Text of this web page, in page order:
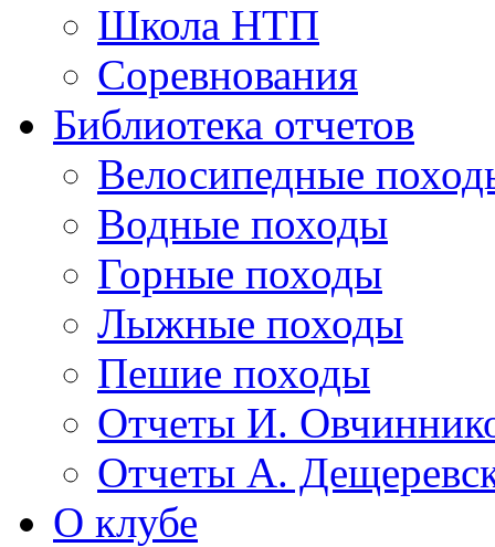
Школа НТП
Соревнования
Библиотека отчетов
Велосипедные
Водные походы
Горные походы
Лыжные походы
Пешие походы
Отчеты И.
Отчеты А.
О клубе